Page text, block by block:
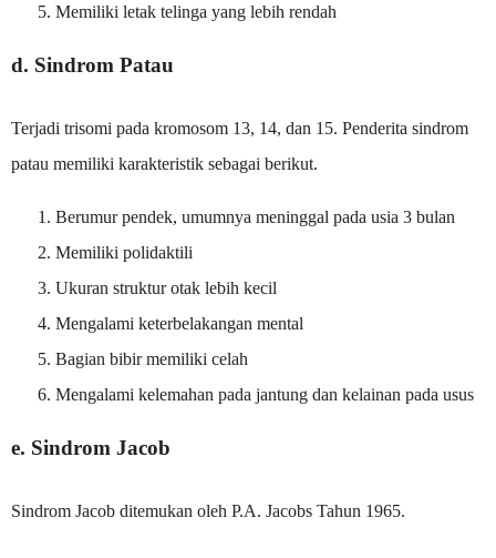
Memiliki letak telinga yang lebih rendah
d. Sindrom Patau
Terjadi trisomi pada kromosom 13, 14, dan 15. Penderita sindrom
patau memiliki karakteristik sebagai berikut.
Berumur pendek, umumnya meninggal pada usia 3 bulan
Memiliki polidaktili
Ukuran struktur otak lebih kecil
Mengalami keterbelakangan mental
Bagian bibir memiliki celah
Mengalami kelemahan pada jantung dan kelainan pada usus
e. Sindrom Jacob
Sindrom Jacob ditemukan oleh P.A. Jacobs Tahun 1965.